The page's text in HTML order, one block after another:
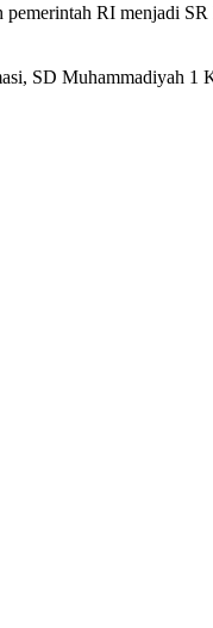
RI menjadi
SD Muhammadiyah 1